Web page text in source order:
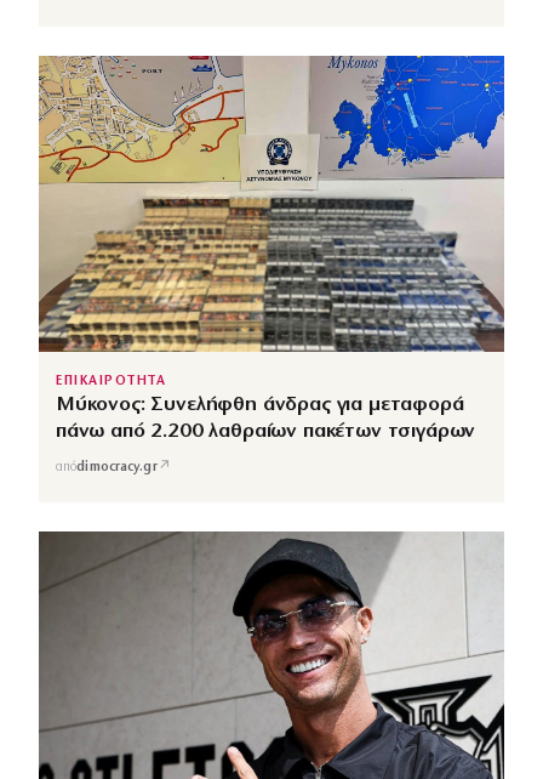
ΕΠΙΚΑΙΡΟΤΗΤΑ
Μύκονος: Συνελήφθη άνδρας για μεταφορά
πάνω από 2.200 λαθραίων πακέτων τσιγάρων
απόdimocracy.gr↗